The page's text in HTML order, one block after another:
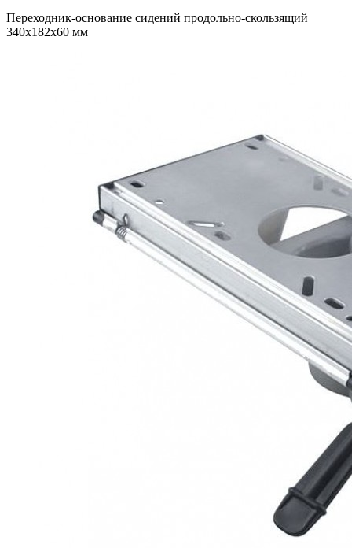
Переходник-основание сидений продольно-скользящий
340х182х60 мм